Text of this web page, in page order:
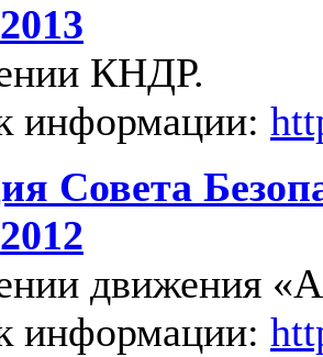
КНДР.
информации:
Совета
движения
информации: